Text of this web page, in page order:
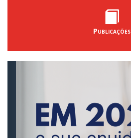
Publicações